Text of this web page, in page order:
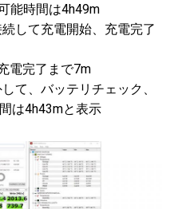
能時間は4h49m
して充電開始、充電完了
電完了まで7m
て、バッテリチェック、
は4h43mと表示